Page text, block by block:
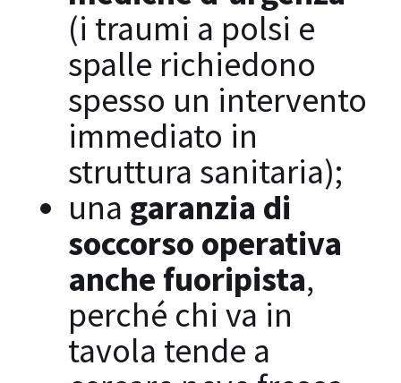
(i traumi a polsi e
spalle richiedono
spesso un intervento
immediato in
struttura sanitaria);
una garanzia di
soccorso operativa
anche fuoripista,
perché chi va in
tavola tende a